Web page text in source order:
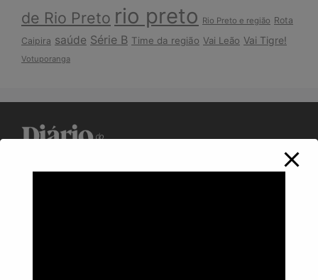
de Rio Preto rio preto Rio Preto e região Rota
Caipira saúde Série B Time da região Vai Leão Vai Tigre!
Votuporanga